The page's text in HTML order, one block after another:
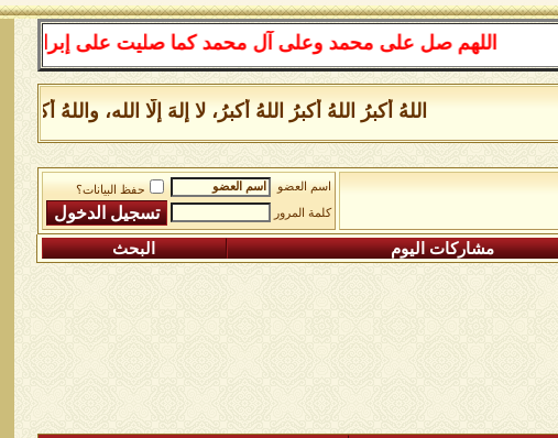
اللهم صل على محمد وعلى آل محمد كما صليت على إبراهيم وعلى آل
اللهُ أكبرُ اللهُ أكبرُ اللهُ أكبرُ، لا إلهَ إلَّا الله، واللهُ أكبر
اسم العضو
حفظ البيانات؟
كلمة المرور
مشاركات اليوم البحث